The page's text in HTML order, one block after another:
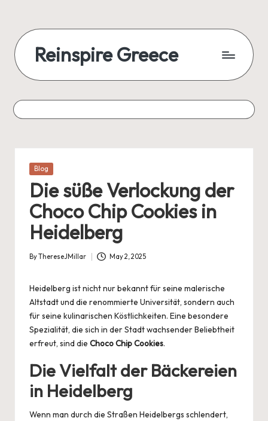
content
Reinspire Greece
of
today
Posted
Blog
Die süße Verlockung der
Choco Chip Cookies in
Heidelberg
Posted
ByThereseJMillar May 2, 2025
Heidelberg ist nicht nur bekannt für seine malerische
Altstadt und die renommierte Universität, sondern auch
für seine kulinarischen Köstlichkeiten. Eine besondere
Spezialität, die sich in der Stadt wachsender Beliebtheit
erfreut, sind die Choco Chip Cookies.
Die Vielfalt der Bäckereien
in Heidelberg
Wenn man durch die Straßen Heidelbergs schlendert,